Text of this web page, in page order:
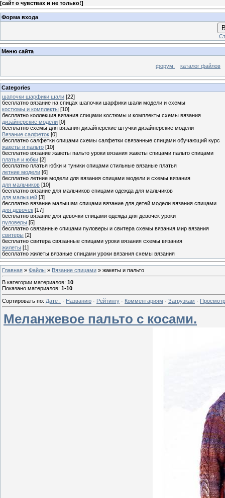
[сайт о чувствах и не только!]
Форма входа
Меню сайта
форум. каталог файлов
Categories
шапочки шарфики шали [22]
бесплатно вязание на спицах шапочки шарфики шали модели и схемы
костюмы и комплекты [10]
бесплатно коллекция вязания спицами костюмы и комплекты схемы вязания
дизайнерские модели [0]
бесплатно схемы для вязания дизайнерские штучки дизайнерские модели
Вязание салфеток [0]
бесплатно салфетки спицами схемы салфетки связанные спицами обучающий курс
жакеты и пальто [10]
бесплатно вязание жакеты пальто уроки вязания жакеты спицами пальто спицами
платья и юбки [2]
бесплатно платья юбки и туники спицами стильные вязаные платья
летние модели [6]
бесплатно летние модели для вязания спицами модели и схемы вязания
для мальчиков [10]
бесплатно вязание для мальчиков спицами одежда для мальчиков
для малышей [3]
бесплатно вязание малышам спицами вязание для детей модели вязания спицами
для девочек [17]
бесплатно вязание для девочки спицами одежда для девочек уроки
пуловеры [5]
бесплатно связанные спицами пуловеры и свитера схемы вязания мир вязания
свитеры [2]
бесплатно свитера связанные спицами уроки вязания схемы вязания
жилеты [1]
бесплатно жилеты вязаные спицами уроки вязания схемы вязания
Главная » Файлы » Вязание спицами » жакеты и пальто
В категории материалов: 10
Показано материалов: 1-10
Сортировать по: Дате · Названию · Рейтингу · Комментариям · Загрузкам ·
Меланжевое пальто с косами.